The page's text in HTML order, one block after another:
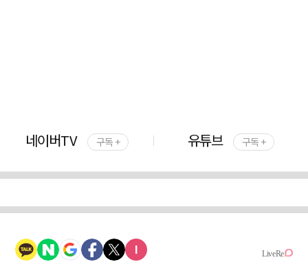
네이버TV 구독 + 유튜브 구독 +